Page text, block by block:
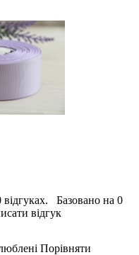
Базовано на 0
відгук
Порівняти